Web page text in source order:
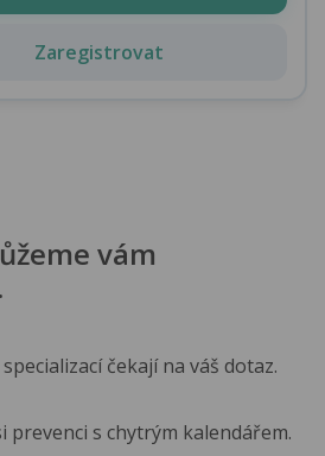
Zaregistrovat
vám
čekají na váš dotaz.
prevenci s chytrým kalendářem.